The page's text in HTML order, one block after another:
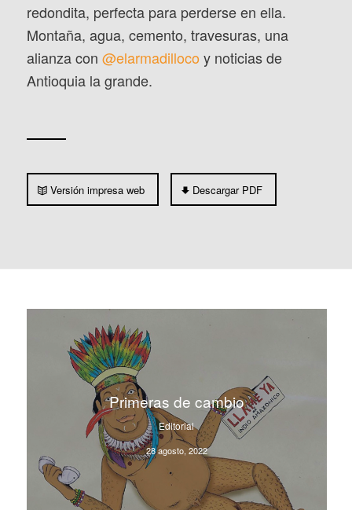
redondita, perfecta para perderse en ella.
Montaña, agua, cemento, travesuras, una
alianza con @elarmadilloco y noticias de
Antioquia la grande.
Versión impresa web Descargar PDF
Primeras de cambio
Editorial
28 agosto, 2022